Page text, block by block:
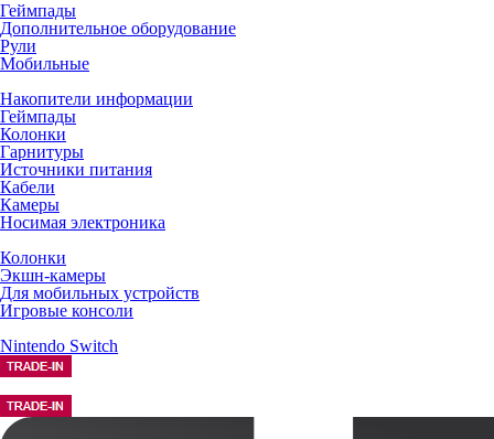
Геймпады
Дополнительное оборудование
Рули
Мобильные
Накопители информации
Геймпады
Колонки
Гарнитуры
Источники питания
Кабели
Камеры
Носимая электроника
Колонки
Экшн-камеры
Для мобильных устройств
Игровые консоли
Nintendo Switch